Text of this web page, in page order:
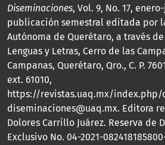
Diseminaciones, Vol. 9, No. 17,
publicación semestral editada por
Autónoma de Querétaro, a través
Lenguas y Letras, Cerro de las
Campanas, Querétaro, Qro., C. P.
ext. 61010,
https://revistas.uaq.mx/index.php/
diseminaciones@uaq.mx. Editora
Dolores Carrillo Juárez. Reserva de
Exclusivo No. 04-2021-